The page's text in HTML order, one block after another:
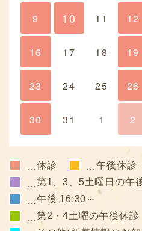
9 10 11 12
10
16 17 18 19
23 24 25 26
30 31 1 2
…休診 …午後休診
…第1、3、5土曜日の午
…午後 16:30～
…第2・4土曜の午後休診